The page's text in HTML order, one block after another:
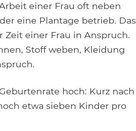
einer Frau oft neben
eine Plantage betrieb. Das
einer Frau in Anspruch.
Stoff weben, Kleidung
hoch: Kurz nach
etwa sieben Kinder pro